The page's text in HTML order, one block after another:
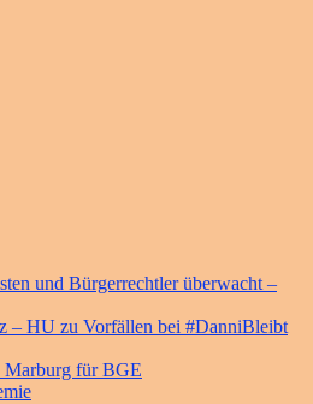
und Bürgerrechtler überwacht –
– HU zu Vorfällen bei #DanniBleibt
Marburg für BGE